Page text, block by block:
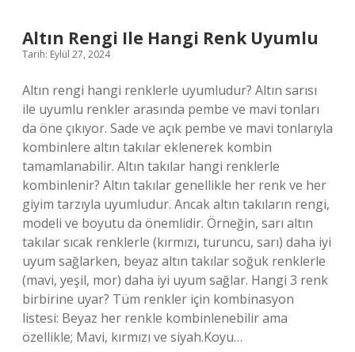
Altın Rengi Ile Hangi Renk Uyumlu
Tarih: Eylül 27, 2024
Altın rengi hangi renklerle uyumludur? Altın sarısı
ile uyumlu renkler arasında pembe ve mavi tonları
da öne çıkıyor. Sade ve açık pembe ve mavi tonlarıyla
kombinlere altın takılar eklenerek kombin
tamamlanabilir. Altın takılar hangi renklerle
kombinlenir? Altın takılar genellikle her renk ve her
giyim tarzıyla uyumludur. Ancak altın takıların rengi,
modeli ve boyutu da önemlidir. Örneğin, sarı altın
takılar sıcak renklerle (kırmızı, turuncu, sarı) daha iyi
uyum sağlarken, beyaz altın takılar soğuk renklerle
(mavi, yeşil, mor) daha iyi uyum sağlar. Hangi 3 renk
birbirine uyar? Tüm renkler için kombinasyon
listesi: Beyaz her renkle kombinlenebilir ama
özellikle; Mavi, kırmızı ve siyah.Koyu…